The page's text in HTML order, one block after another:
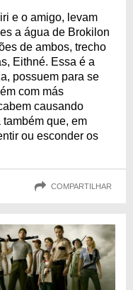
e o amigo, levam
a água de Brokilon
de ambos, trecho
Eithné. Essa é a
possuem para se
com más
causando
que, em
ou esconder os
COMPARTILHAR